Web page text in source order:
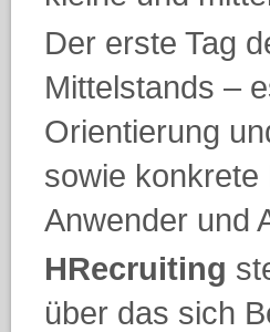
Der erste Tag
Mittelstands –
Orientierung
sowie
Anwender und
HRecruiting
über das sich